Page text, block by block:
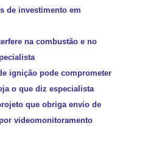
de investimento em
na combustão e no
ignição pode comprometer
o que diz especialista
que obriga envio de
videomonitoramento